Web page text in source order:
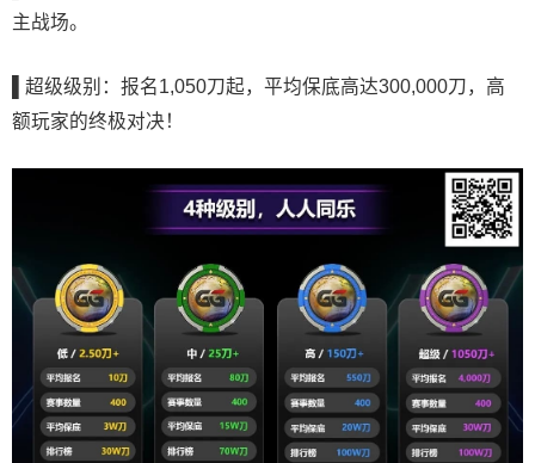
主战场。
▌超级级别：报名1,050刀起，平均保底高达300,000刀，高
额玩家的终极对决！